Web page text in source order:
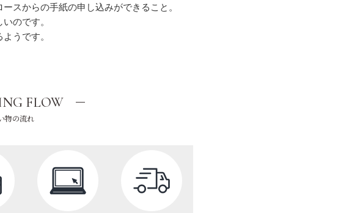
スからの手紙の申し込みができること。
のです。
うです。
FLOW
物の流れ